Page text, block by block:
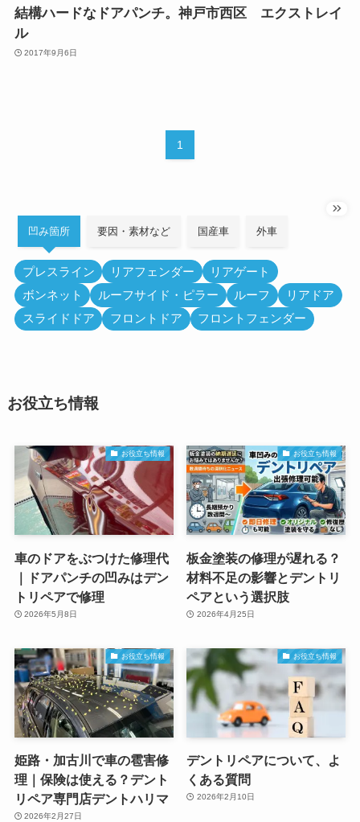
結構ハードなドアパンチ。神戸市西区 エクストレイ
ル
2017年9月6日
1
凹み箇所 要因・素材など 国産車 外車
プレスライン リアフェンダー
リアゲート
ボンネット
ルーフサイド・ピラー ルーフ
リアドア
スライドドア
フロントドア フロントフェンダー
お役立ち情報
お役立ち情報
車のドアをぶつけた修理代
｜ドアパンチの凹みはデン
トリペアで修理
2026年5月8日
お役立ち情報
板金塗装の修理が遅れる？
材料不足の影響とデントリ
ペアという選択肢
2026年4月25日
お役立ち情報
姫路・加古川で車の雹害修
理｜保険は使える？デント
リペア専門店デントハリマ
2026年2月27日
お役立ち情報
デントリペアについて、よ
くある質問
2026年2月10日